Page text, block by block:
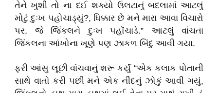
તેને ખુશી તો ના દઈ શક્યો ઉલટાનું બદલામાં આટલું
મોટું દુઃખ પહોચાડ્યું?, ધિક્કાર છે મને મારા આવા વિચારો
પર, જે જિંકલને દુઃખ પહોંચાડે.” આટલું વાંચતા
જિંકલના આંખોના ખૂણે પણ ઝાકળ બિંદુ આવી ગયા.
ફરી આંસુ લૂછી વાંચવાનું શરૂ કર્યું “એક કલાક પોતાની
સાથે વાતો કરી પછી મને એક નીંદનું ઝોકું આવી ગયું,